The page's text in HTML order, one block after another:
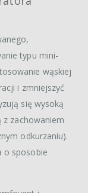
typu mini-
wąskiej
i zmniejszyć
się wysoką
z zachowaniem
odkurzaniu).
o sposobie